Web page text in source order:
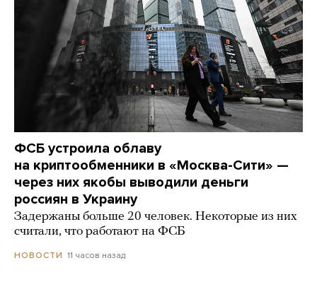
ФСБ устроила облаву
на криптообменники в «Москва-Сити» —
через них якобы выводили деньги
россиян в Украину
Задержаны больше 20 человек. Некоторые из них
считали, что работают на ФСБ
НОВОСТИ 11 часов назад